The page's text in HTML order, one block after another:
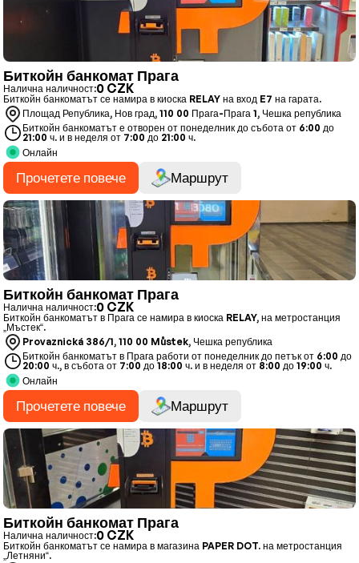
Биткойн банкомат Прага
Налична наличност:0 CZK
Биткойн банкоматът се намира в киоска RELAY на вход E7 на гарата.
Площад Република, Нов град, 110 00 Прага-Прага 1, Чешка република
Биткойн банкоматът е отворен от понеделник до събота от 6:00 до
21:00 ч. и в неделя от 7:00 до 21:00 ч.
Онлайн
Прочетете повече Маршрут
Биткойн банкомат Прага
Налична наличност:0 CZK
Биткойн банкоматът в Прага се намира в киоска RELAY, на метростанция
„Мъстек“.
Provaznická 386/1, 110 00 Můstek, Чешка република
Биткойн банкоматът в Прага работи от понеделник до петък от 6:00 до
20:00 ч., в събота от 7:00 до 18:00 ч. и в неделя от 8:00 до 19:00 ч.
Онлайн
Прочетете повече Маршрут
Биткойн банкомат Прага
Налична наличност:0 CZK
Биткойн банкоматът се намира в магазина PAPER DOT. на метростанция
„Летняни“.